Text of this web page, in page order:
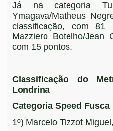
Já na categoria
Ymagava/Matheus
classificação, com 81
Mazziero Botelho/Jean
com 15 pontos.
Classificação do
Londrina
Categoria Speed Fusca
1º) Marcelo Tizzot